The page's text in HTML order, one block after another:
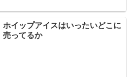
ホイップアイスはいったいどこに
売ってるか